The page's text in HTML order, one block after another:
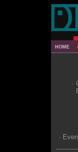
HOME
·
·